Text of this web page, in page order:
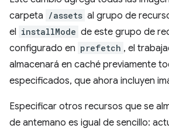
carpeta /assets al grupo de
el installMode de este grupo de
configurado en prefetch , el
almacenará en caché previamente
especificados, que ahora incluyen
Especificar otros recursos que se
de antemano es igual de sencillo: